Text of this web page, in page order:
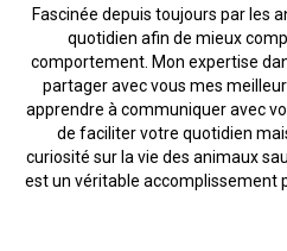
Fascinée depuis toujours par les
quotidien afin de mieux
comportement. Mon expertise
partager avec vous mes
apprendre à communiquer avec
de faciliter votre quotidien
curiosité sur la vie des animaux
est un véritable accomplissement